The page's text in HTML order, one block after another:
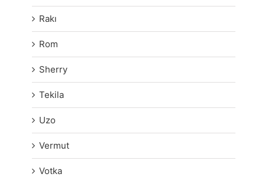
Rakı
Rom
Sherry
Tekila
Uzo
Vermut
Votka